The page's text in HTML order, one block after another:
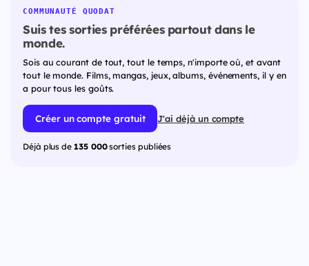
COMMUNAUTÉ QUODAT
Suis tes sorties préférées partout dans le
monde.
Sois au courant de tout, tout le temps, n'importe où, et avant
tout le monde. Films, mangas, jeux, albums, événements, il y en
a pour tous les goûts.
Créer un compte gratuit J'ai déjà un compte
Déjà plus de 135 000sorties publiées